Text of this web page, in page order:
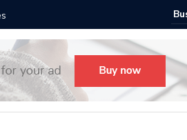
Todo listo para el